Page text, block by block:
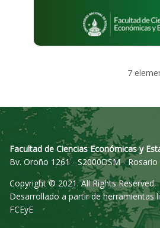
7
Facultad de Ciencias Económicas y
Bv. Oroño 1261 - S2000DSM - Rosario
Copyright © 2021. All Rights Reserved.
Desarrollado a partir de herramientas
FCEyE